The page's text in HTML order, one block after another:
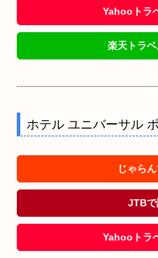
Yahooトラ
楽天トラ
ホテル ユニバーサル
じゃら
JTBで
Yahooトラ